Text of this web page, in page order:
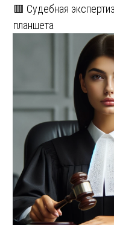
🟥 Судебная
планшета